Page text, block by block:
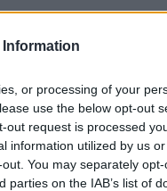
Information
or processing of your
use the below opt-out
out request is processed
information utilized by us
You may separately
on the IAB’s list of
strāva. Pa nakti uzlādēju
ir apm 1gads.). Pēc speciālistu
Atklājās, ka tas ir 55. dro?inātājs